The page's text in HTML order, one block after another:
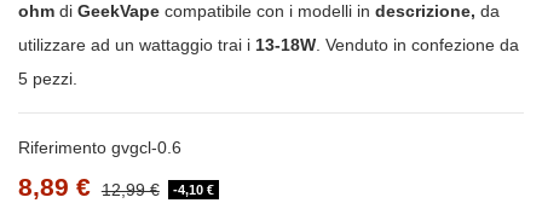
ohm di GeekVape compatibile con i modelli in descrizione, da
utilizzare ad un wattaggio trai i 13-18W. Venduto in confezione da
5 pezzi.
Riferimento gvgcl-0.6
8,89 € 12,99 € -4,10 €